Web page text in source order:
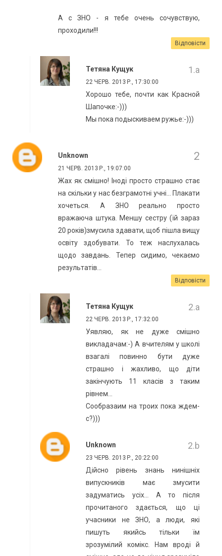
А с ЗНО - я тебе очень сочувствую,
проходили!!!
Відповісти
Тетяна Кущук
22 ЧЕРВ. 2013 Р., 17:30:00
Хорошо тебе, почти как Красной
Шапочке:-)))
Мы пока подыскиваем ружье:-)))
Unknown
21 ЧЕРВ. 2013 Р., 19:07:00
Жах як смішно! Іноді просто страшно стає
на скільки у нас безграмотні учні... Плакати
хочеться. А ЗНО реально просто
вражаюча штука. Меншу сестру (їй зараз
20 років)змусила здавати, щоб пішла вищу
освіту здобувати. То теж наслухалась
щодо завдань. Тепер сидимо, чекаємо
результатів...
Відповісти
Тетяна Кущук
22 ЧЕРВ. 2013 Р., 17:32:00
Уявляю, як не дуже смішно
викладачам:-) А вчителям у школі
взагалі повинно бути дуже
страшно і жахливо, що діти
закінчують 11 класів з таким
рівнем...
Сообразаим на троих пока ждем-
с?)))
Unknown
23 ЧЕРВ. 2013 Р., 20:22:00
Дійсно рівень знань нинішніх
випускників має змусити
задуматись усіх... А то після
прочитаного здається, що ці
учасники не ЗНО, а люди, які
пишуть якийсь тільки їм
зрозумілий комікс. Нам вроді й